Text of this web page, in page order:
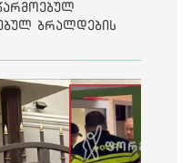
ბრალდების